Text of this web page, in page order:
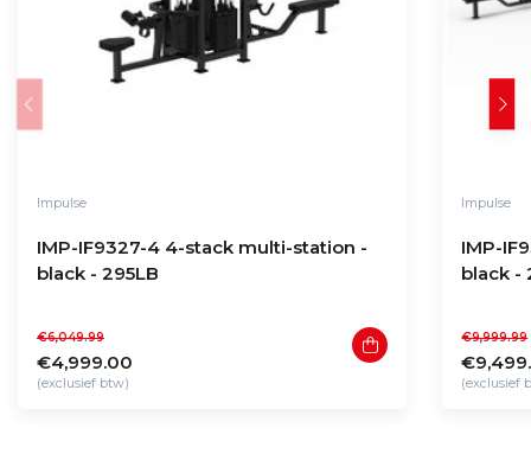
Impulse
IMP-IF9327-4 4-stack multi-station -
black - 295LB
€4,999.00
€6,049.99
(exclusief btw)
Impulse
IMP-
black -
€9,999.99
(exclusief